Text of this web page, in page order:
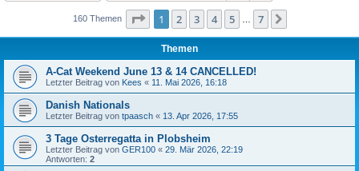
160 Themen Seite 1von
1 2 3 4 5 7
Themen
A-Cat Weekend June 13 & 14 CANCELLED!
Letzter Beitrag von Kees « 11. Mai 2026, 16:18
Danish Nationals
Letzter Beitrag von tpaasch « 13. Apr 2026, 17:55
3 Tage Osterregatta in Plobsheim
Letzter Beitrag von GER100 « 29. Mär 2026, 22:19
Antworten: 2